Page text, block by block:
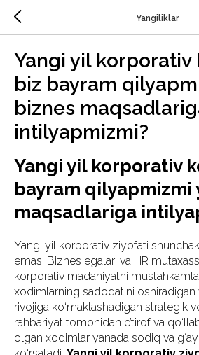
Yangiliklar
Yangi yil korporativ
biz bayram
biznes
intilyapmizmi?
Yangi yil korporativ
bayram qilyapmizmi
maqsadlariga
Yangi yil korporativ ziyofati
emas. Biznes egalari va HR
korporativ madaniyatni
xodimlarning sadoqatini
rivojiga ko‘maklashadigan strategik
rahbariyat tomonidan e’tirof va
olgan xodimlar yanada sodiq va